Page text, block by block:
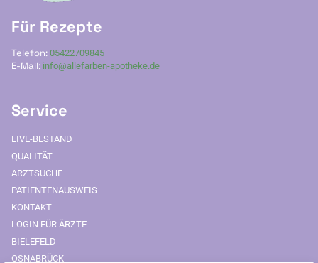
Für Rezepte
Telefon: 05422709845
E-Mail: info@allefarben-apotheke.de
Service
LIVE-BESTAND
QUALITÄT
ARZTSUCHE
PATIENTENAUSWEIS
KONTAKT
LOGIN FÜR ÄRZTE
BIELEFELD
OSNABRÜCK